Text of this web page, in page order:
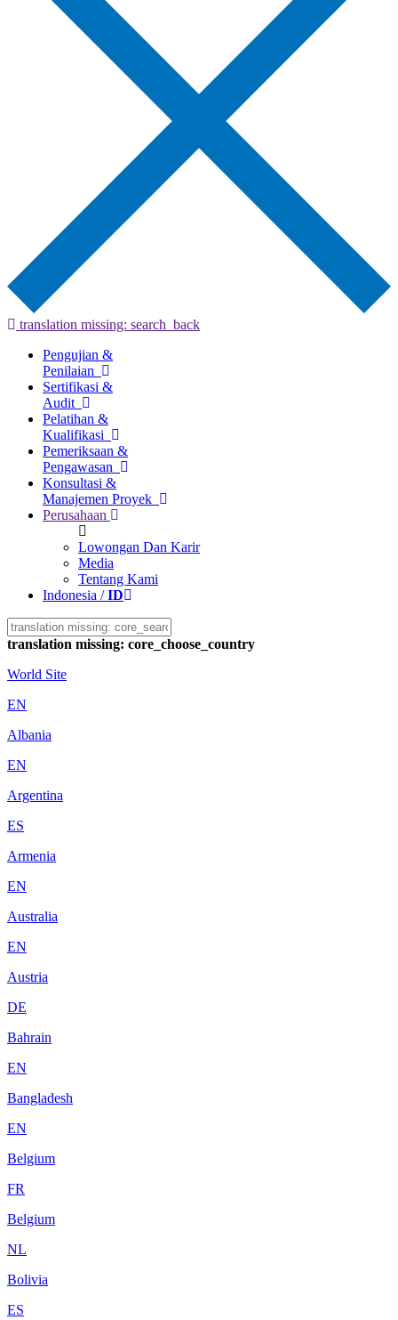
translation missing: search_back
Pengujian &
Penilaian
Sertifikasi &
Audit
Pelatihan &
Kualifikasi
Pemeriksaan &
Pengawasan
Konsultasi &
Manajemen Proyek
Perusahaan
Lowongan Dan Karir
Media
Tentang Kami
Indonesia /ID
translation missing: core_choose_country
World Site
EN
Albania
EN
Argentina
ES
Armenia
EN
Australia
EN
Austria
DE
Bahrain
EN
Bangladesh
EN
Belgium
FR
Belgium
NL
Bolivia
ES